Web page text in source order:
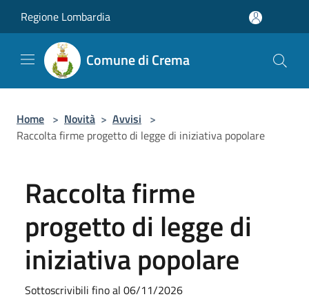
Regione Lombardia
Comune di Crema
Home > Novità > Avvisi >
Raccolta firme progetto di legge di iniziativa popolare
Raccolta firme
progetto di legge di
iniziativa popolare
Sottoscrivibili fino al 06/11/2026